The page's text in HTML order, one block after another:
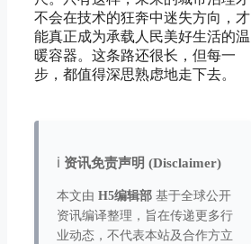
不会在技术的狂奔中迷失方向，才
能真正成为承载人民美好生活的温
暖容器。这条路还很长，但每一
步，都值得深思熟虑地走下去。
ℹ️ 资讯免责声明 (Disclaimer)
本文由 H5编辑部 基于全球公开
资讯编译整理，旨在传递更多行
业动态，不代表本站及合作方立